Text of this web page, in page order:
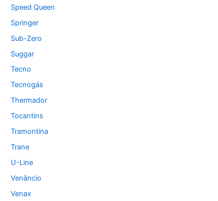
Speed Queen
Springer
Sub-Zero
Suggar
Tecno
Tecnogás
Thermador
Tocantins
Tramontina
Trane
U-Line
Venâncio
Venax